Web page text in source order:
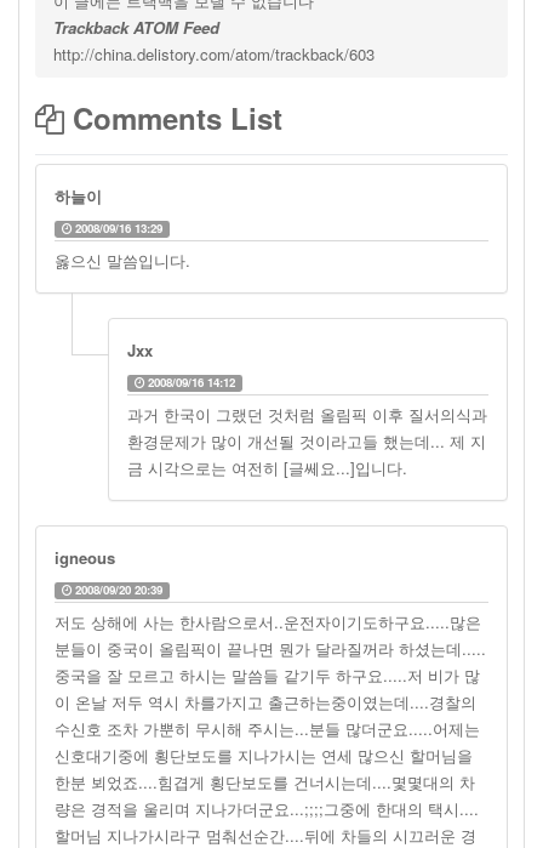
Trackback ATOM Feed
http://china.delistory.com/atom/trackback/603
Comments List
하늘이
2008/09/16 13:29
옳으신 말씀입니다.
Jxx
2008/09/16 14:12
과거 한국이 그랬던 것처럼 올림픽 이후 질서의식과
환경문제가 많이 개선될 것이라고들 했는데... 제 지
금 시각으로는 여전히 [글쎄요...]입니다.
igneous
2008/09/20 20:39
저도 상해에 사는 한사람으로서..운전자이기도하구요.....많은
분들이 중국이 올림픽이 끝나면 뭔가 달라질꺼라 하셨는데.....
중국을 잘 모르고 하시는 말씀들 같기두 하구요.....저 비가 많
이 온날 저두 역시 차를가지고 출근하는중이였는데....경찰의
수신호 조차 가뿐히 무시해 주시는...분들 많더군요.....어제는
신호대기중에 횡단보도를 지나가시는 연세 많으신 할머님을
한분 뵈었죠....힘겹게 횡단보도를 건너시는데....몇몇대의 차
량은 경적을 울리며 지나가더군요...;;;;그중에 한대의 택시....
할머님 지나가시라구 멈춰선순간....뒤에 차들의 시끄러운 경